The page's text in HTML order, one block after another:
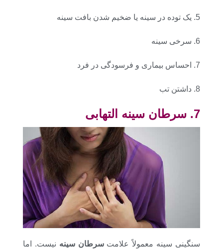
5. یک توده در سینه یا ضخیم شدن بافت سینه
6. سرخی سینه
7. احساس بیماری و فرسودگی در فرد
8. داشتن تب
7. سرطان سینه التهابی
سنگینی سینه معمولاً علامتسرطان سینه نیست. اما